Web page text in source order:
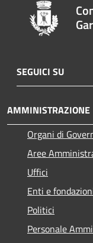
SEGUICI SU
AMMINISTRAZIONE
Organi di
Aree
Uffici
Enti e
Politici
Personale